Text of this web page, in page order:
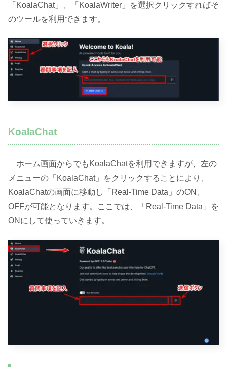
「KoalaChat」、「KoalaWriter」を選択クリックすればそ
のツールを利用できます。
KoalaChat
ホーム画面からでもKoalaChatを利用できますが、左の
メニューの「KoalaChat」をクリックすることにより、
KoalaChatの画面に移動し「Real-Time Data」のON、
OFFが可能となります。ここでは、「Real-Time Data」を
ONにして使っていきます。